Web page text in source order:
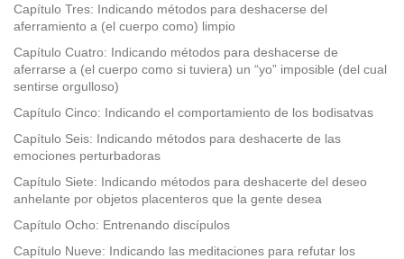
Capítulo Tres: Indicando métodos para deshacerse del
aferramiento a (el cuerpo como) limpio
Capítulo Cuatro: Indicando métodos para deshacerse de
aferrarse a (el cuerpo como si tuviera) un “yo” imposible (del cual
sentirse orgulloso)
Capítulo Cinco: Indicando el comportamiento de los bodisatvas
Capítulo Seis: Indicando métodos para deshacerte de las
emociones perturbadoras
Capítulo Siete: Indicando métodos para deshacerte del deseo
anhelante por objetos placenteros que la gente desea
Capítulo Ocho: Entrenando discípulos
Capítulo Nueve: Indicando las meditaciones para refutar los